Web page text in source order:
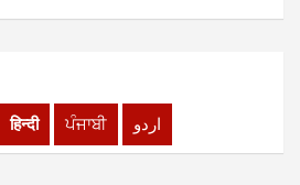
हिन्दी ਪੰਜਾਬੀ اردو